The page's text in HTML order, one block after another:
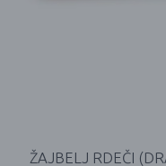
ŽAJBELJ RDEČI